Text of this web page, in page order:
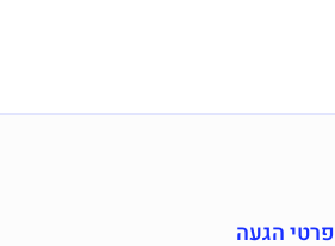
פרטי הגעה